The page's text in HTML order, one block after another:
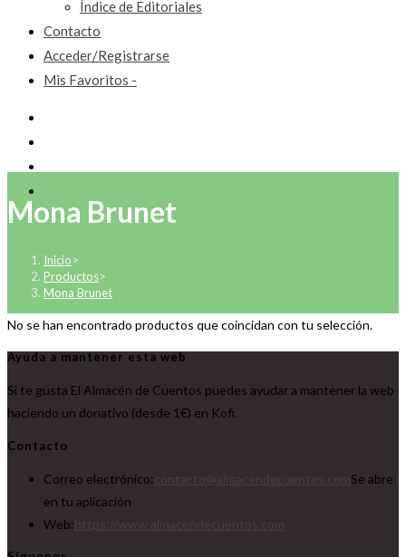
Índice de Editoriales
Contacto
Acceder/Registrarse
Mis Favoritos -
Mona Brunet
Inicio>
Productos>
Mona Brunet
No se han encontrado productos que coincidan con tu selección.
Ayuda a mantener esta web
Si te gusta El Almacén de Cuentos puedes ayudar a mantener la web
haciendo un donativo (desde 1€) en Kofi.
Contacto
Correo electrónico:
Se abre
en tu aplicación
Web: